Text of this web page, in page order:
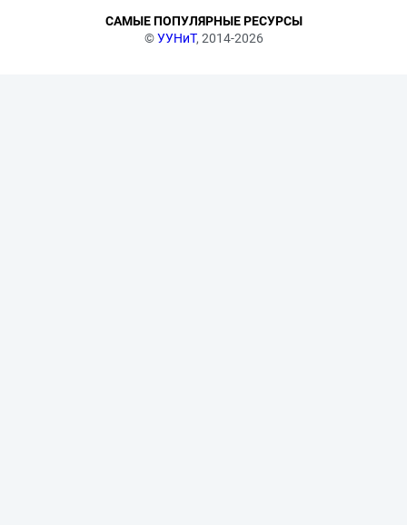
©УУНиТ, 2014-2026
САМЫЕ ПОПУЛЯРНЫЕ РЕСУРСЫ